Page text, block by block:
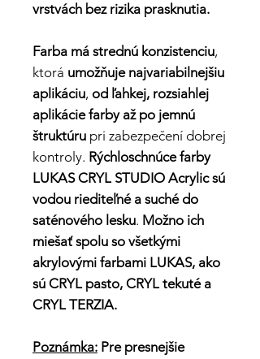
vrstvách bez rizika prasknutia.
Farba má strednú konzistenciu,
ktorá umožňuje najvariabilnejšiu
aplikáciu, od ľahkej, rozsiahlej
aplikácie farby až po jemnú
štruktúru pri zabezpečení dobrej
kontroly. Rýchloschnúce farby
LUKAS CRYL STUDIO Acrylic sú
vodou riediteľné a suché do
saténového lesku. Možno ich
miešať spolu so všetkými
akrylovými farbami LUKAS, ako
sú CRYL pasto, CRYL tekuté a
CRYL TERZIA.
Poznámka: Pre presnejšie